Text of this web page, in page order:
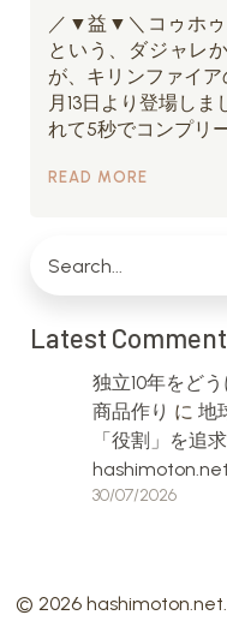
／▼益▼＼コゥホゥ
という、ダジャレ
が、キリンファイ
月13日より登場し
れて5秒でコンプリ
READ MORE
Latest
独立10年をど
商品作り に 地
「役割」を追
hashimoton.net
30/07/2026
© 2026